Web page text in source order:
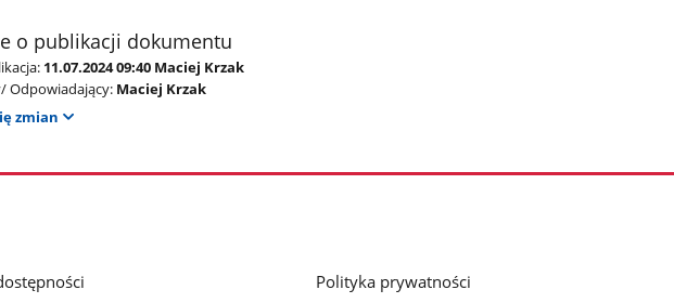
o publikacji dokumentu
11.07.2024 09:40 Maciej Krzak
Odpowiadający: Maciej Krzak
zmian
Polityka prywatności